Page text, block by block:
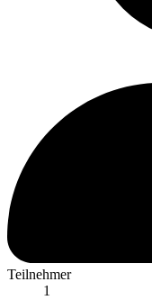
Teilnehmer
1